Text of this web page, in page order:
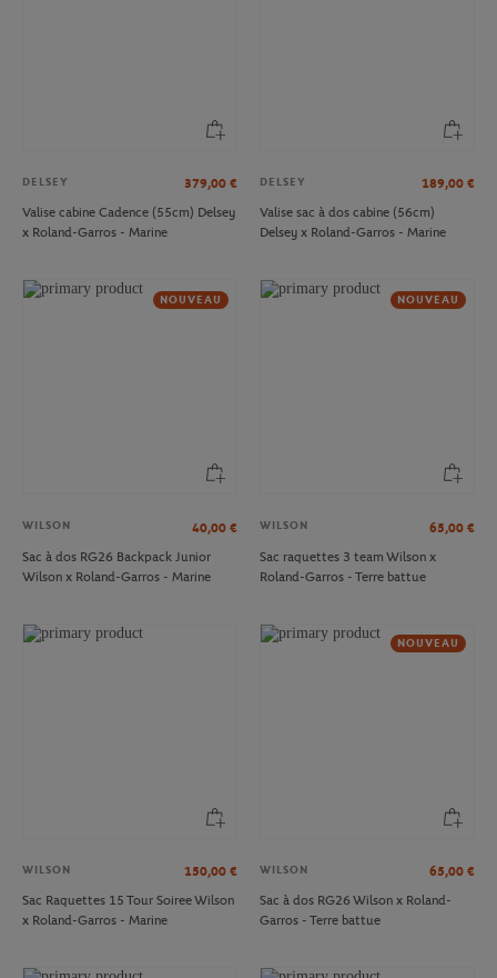
DELSEY 379,00 €
Valise cabine Cadence (55cm) Delsey
x Roland-Garros - Marine
DELSEY 189,00 €
Valise sac à dos cabine (56cm)
Delsey x Roland-Garros - Marine
NOUVEAU
WILSON 40,00 €
Sac à dos RG26 Backpack Junior
Wilson x Roland-Garros - Marine
NOUVEAU
WILSON 65,00 €
Sac raquettes 3 team Wilson x
Roland-Garros - Terre battue
WILSON 150,00 €
Sac Raquettes 15 Tour Soiree Wilson
x Roland-Garros - Marine
NOUVEAU
WILSON 65,00 €
Sac à dos RG26 Wilson x Roland-
Garros - Terre battue